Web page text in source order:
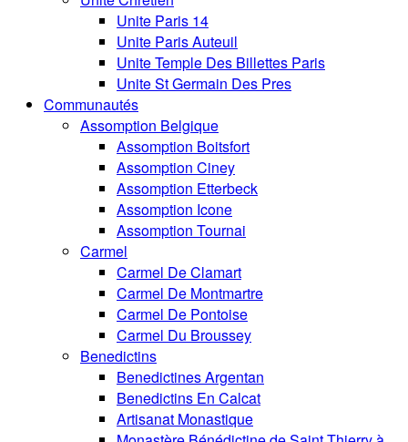
Unite Paris 14
Unite Paris Auteuil
Unite Temple Des Billettes Paris
Unite St Germain Des Pres
Communautés
Assomption Belgique
Assomption Boitsfort
Assomption Ciney
Assomption Etterbeck
Assomption Icone
Assomption Tournai
Carmel
Carmel De Clamart
Carmel De Montmartre
Carmel De Pontoise
Carmel Du Broussey
Benedictins
Benedictines Argentan
Benedictins En Calcat
Artisanat Monastique